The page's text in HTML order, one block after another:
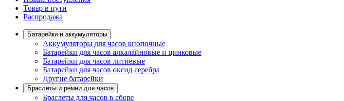
Товар в пути
Распродажа
Батарейки и аккумуляторы
Аккумуляторы для часов кнопочные
Батарейки для часов алкалайновые и цинковые
Батарейки для часов литиевые
Батарейки для часов оксид серебра
Другие батарейки
Браслеты и ремни для часов
Браслеты для часов в сборе